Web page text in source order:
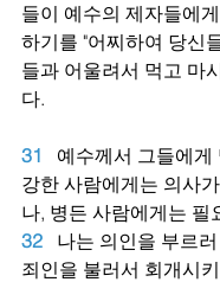
들이 예수의 제자들에
하기를 "어찌하여 당신
들과 어울려서 먹고 마
다.
31
예수께서 그들에게
강한 사람에게는 의사
나, 병든 사람에게는 필
32
나는 의인을 부르
죄인을 불러서 회개시